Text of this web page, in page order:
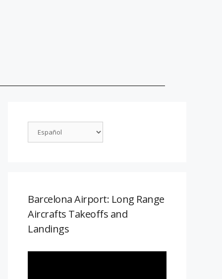
Barcelona Airport: Long Range
Aircrafts Takeoffs and
Landings